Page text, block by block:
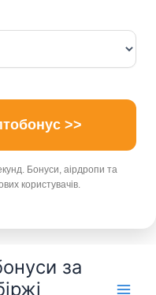
>>
Бонуси, аірдропи та
користувачів.
за